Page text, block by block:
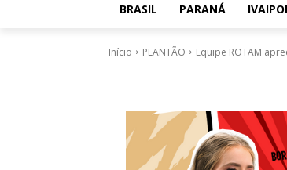
BRASIL PARANÁ
Início PLANTÃO Equipe ROTAM